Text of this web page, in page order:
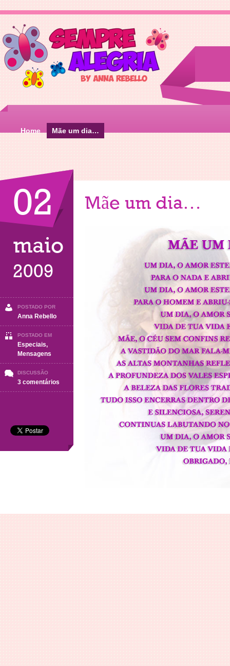
Home Mãe um dia…
02
maio
2009
POSTADO POR
Anna Rebello
POSTADO EM
Especiais,
Mensagens
DISCUSSÃO
3 comentários
Mãe
Mãe um dia…